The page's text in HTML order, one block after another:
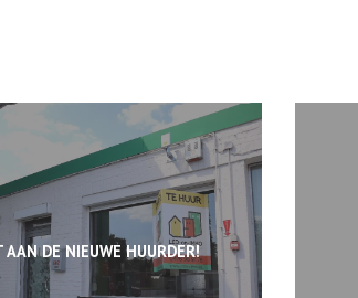
AAN DE NIEUWE HUURDER!